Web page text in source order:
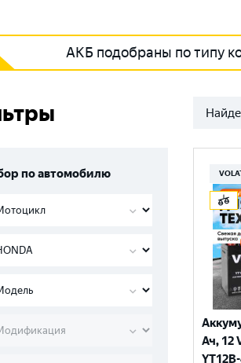
АКБ подобраны по типу
по автомобилю
Ач, 12